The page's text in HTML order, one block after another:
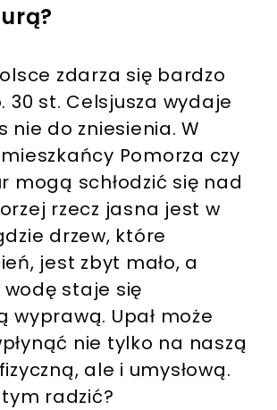
zdarza się bardzo
30 st. Celsjusza wydaje
nie do zniesienia. W
Pomorza czy
mogą schłodzić się nad
rzecz jasna jest w
drzew, które
jest zbyt mało, a
staje się
wyprawą. Upał może
nie tylko na naszą
ale i umysłową.
radzić?